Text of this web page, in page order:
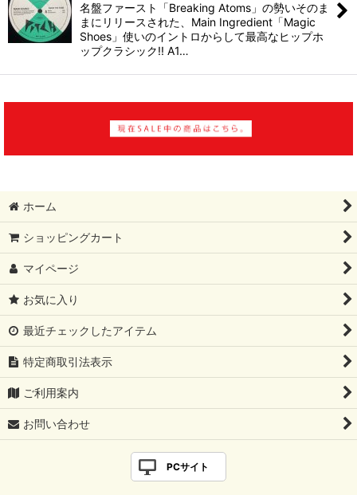
名盤ファースト「Breaking Atoms」の勢いそのま
まにリリースされた、Main Ingredient「Magic
Shoes」使いのイントロからして最高なヒップホ
ップクラシック!! A1…
ホーム
ショッピングカート
マイページ
お気に入り
最近チェックしたアイテム
特定商取引法表示
ご利用案内
お問い合わせ
PCサイト